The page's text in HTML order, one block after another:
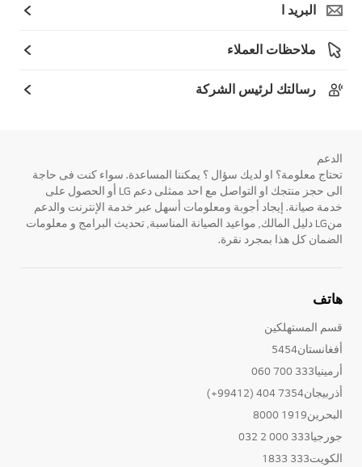
البريد ا
ملاحظات العملاء
رسالتك لرئيس الشركة
الدعم
تحتاج معلومة؟ او لديك سؤال ؟ يمكننا المساعدة. سواء كنت فى حاجة
الى حجز منتجك او التواصل مع احد ممثلى دعم LG أو الحصول على
خدمة صيانة. إيجاد أجوبة ومعلومات أسهل عبر خدمة الإنترنت والدعم
منLG دليل المالك, مواعيد الصيانة المناسبة, تحديث البرامج و معلومات
الضمان كل هذا بمجرد نقرة.
هاتف
قسم المستهلكين
أفغانستان5454
أرمينيا333 700 060
أذربيجان7354 404 (99412+)
البحرين1919 8000
جورجيا333 000 2 032
الكويت333 1833